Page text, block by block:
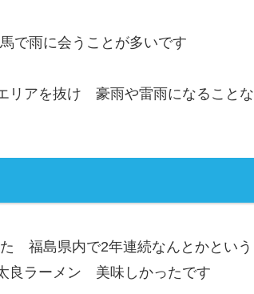
雨に会うことが多いです
リアを抜け 豪雨や雷雨になることな
福島県内で2年連続なんとかという
良ラーメン 美味しかったです